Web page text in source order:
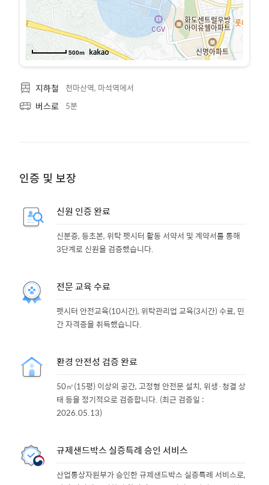
500m
지하철 천마산역, 마석역에서
버스로 5분
인증 및 보장
신원 인증 완료
신분증, 등초본, 위탁 펫시터 활동 서약서 및 계약서를 통해
3단계로 신원을 검증했습니다.
전문 교육 수료
펫시터 안전교육(10시간), 위탁관리업 교육(3시간) 수료, 민
간 자격증을 취득했습니다.
환경 안전성 검증 완료
50㎡(15평) 이상의 공간, 고정형 안전문 설치, 위생·청결 상
태 등을 정기적으로 검증합니다. (최근 검증일 :
2026.05.13)
규제샌드박스 실증특례 승인 서비스
산업통상자원부가 승인한 규제샌드박스 실증특례 서비스로,